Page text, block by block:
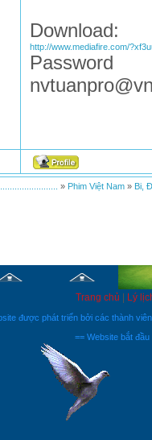
Download:
http://www.mediafire.com/
Password
» Phim Việt Nam » Bi,
Trang chủ Lý
được phát triển bởi các thành
== Website bắt